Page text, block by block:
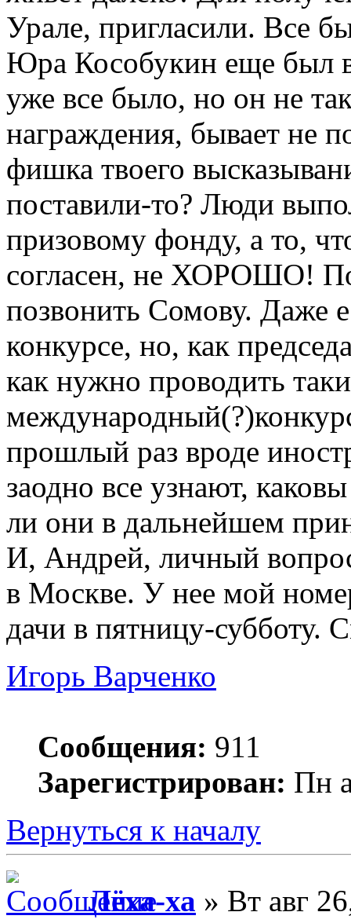
Урале, пригласили. Все
Юра Кособукин еще был
уже все было, но он не
награждения, бывает не
фишка твоего
поставили-то? Люди
призовому фонду, а то,
согласен, не ХОРОШО!
позвонить Сомову. Даже
конкурсе, но, как
как нужно проводить
прошлый раз вроде
заодно все узнают,
ли они в дальнейшем
И, Андрей, личный
в Москве. У нее мой
дачи в пятницу-субботу.
Игорь Варченко
Сообщения: 911
Зарегистрирован: Пн
Вернуться к началу
Лёха-ха » Вт авг